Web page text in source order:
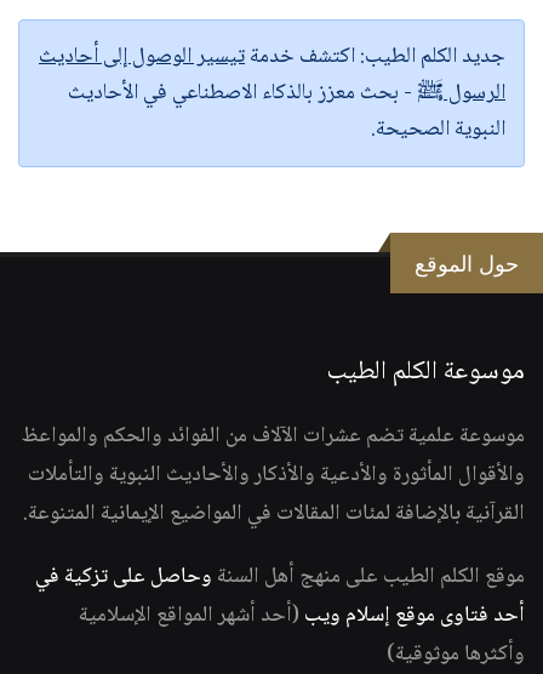
جديد الكلم الطيب:اكتشف خدمةتيسير الوصول إلى أحاديث
الرسول ﷺ - بحث معزز بالذكاء الاصطناعي في الأحاديث
النبوية الصحيحة.
حول الموقع
موسوعة الكلم الطيب
موسوعة علمية تضم عشرات الآلاف من الفوائد والحكم والمواعظ
والأقوال المأثورة والأدعية والأذكار والأحاديث النبوية والتأملات
القرآنية بالإضافة لمئات المقالات في المواضيع الإيمانية المتنوعة.
موقع الكلم الطيب على منهج أهل السنة وحاصل على تزكية في
أحد فتاوى موقع إسلام ويب (أحد أشهر المواقع الإسلامية
وأكثرها موثوقية)